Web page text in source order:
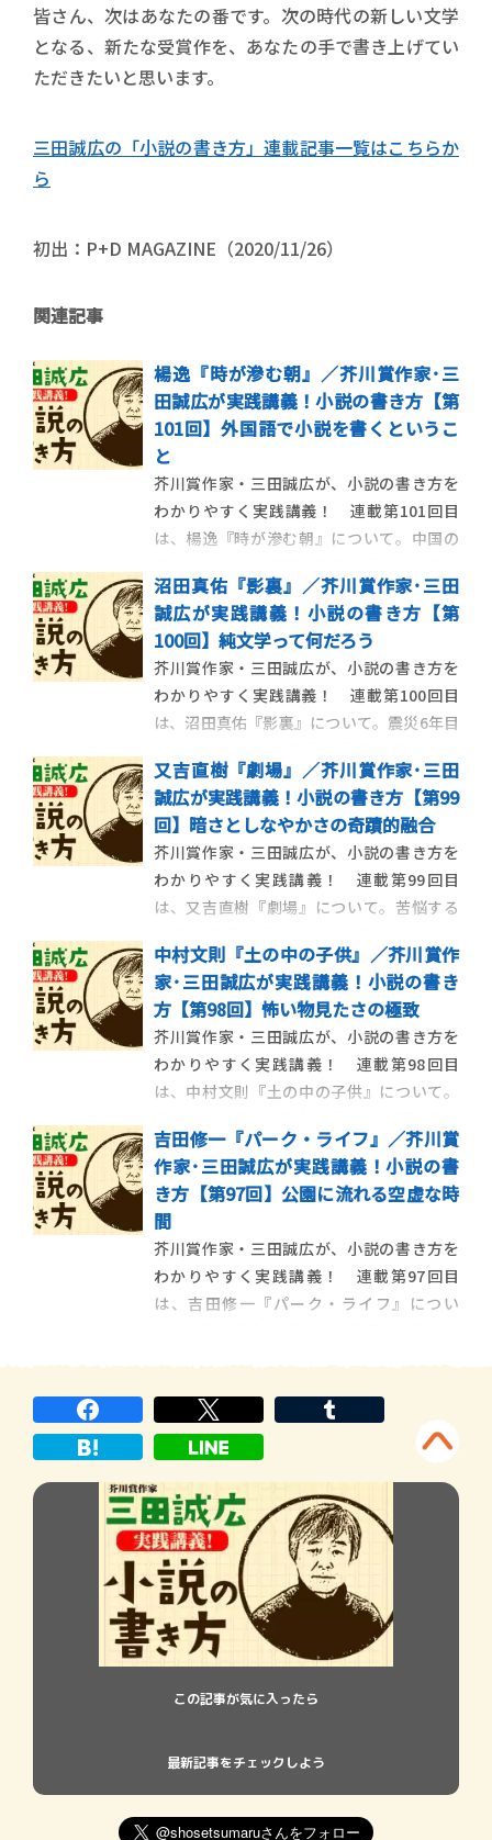
皆さん、次はあなたの番です。次の時代の新しい文学
となる、新たな受賞作を、あなたの手で書き上げてい
ただきたいと思います。
三田誠広の「小説の書き方」連載記事一覧はこちらか
ら
初出：P+D MAGAZINE（2020/11/26）
関連記事
楊逸『時が滲む朝』／芥川賞作家･三
田誠広が実践講義！小説の書き方【第
101回】外国語で小説を書くというこ
と
芥川賞作家・三田誠広が、小説の書き方を
わかりやすく実践講義！ 連載第101回目
は、楊逸『時が滲む朝』について。中国の
解説します。 【今回の作品】 楊逸『時が滲
む朝』 中国の民主化をめぐる青春と挫折
を描く 中国の民主化をめぐる青春と挫折を
描いた、楊逸『時が滲む朝』 […]
沼田真佑『影裏』／芥川賞作家･三田
誠広が実践講義！小説の書き方【第
100回】純文学って何だろう
芥川賞作家・三田誠広が、小説の書き方を
わかりやすく実践講義！ 連載第100回目
は、沼田真佑『影裏』について。震災6年目
す。 【今回の作品】 沼田真佑『影裏』 震
災6年目に生まれた繊細な喪失の物語 震災6
年目に生まれた繊細な喪失の物語、沼田真
佑『影裏』について この […]
又吉直樹『劇場』／芥川賞作家･三田
誠広が実践講義！小説の書き方【第99
回】暗さとしなやかさの奇蹟的融合
芥川賞作家・三田誠広が、小説の書き方を
わかりやすく実践講義！ 連載第99回目
は、又吉直樹『劇場』について。苦悩する
【今回の作品】 又吉直樹『劇場』 苦悩す
る若者の恋愛を描く 苦悩する若者の恋愛を
描いた、又吉直樹『劇場』について 2015年
に芥川賞を受賞した又吉直 […]
中村文則『土の中の子供』／芥川賞作
家･三田誠広が実践講義！小説の書き
方【第98回】怖い物見たさの極致
芥川賞作家・三田誠広が、小説の書き方を
わかりやすく実践講義！ 連載第98回目
は、中村文則『土の中の子供』について。
た作品を解説します。 【今回の作品】 中村
文則『土の中の子供』 虐待されて育った
青年の苦悩と希望を描く 虐待されて育った
青年の苦悩と希望を描いた、中 […]
吉田修一『パーク・ライフ』／芥川賞
作家･三田誠広が実践講義！小説の書
き方【第97回】公園に流れる空虚な時
間
芥川賞作家・三田誠広が、小説の書き方を
わかりやすく実践講義！ 連載第97回目
は、吉田修一『パーク・ライフ』につい
の人間関係を描く 公園を舞台に都会の人間
関係を描いた、吉田修一『パーク […]
この記事が気に入ったら
最新記事をチェックしよう